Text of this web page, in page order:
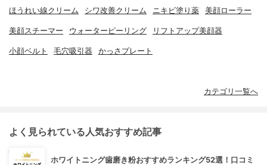
ほうれい線クリーム シワ改善クリーム ニキビ塗り薬 美顔ローラー
美顔スチーマー ウォーターピーリング リフトアップ美顔器
小顔ベルト 毛穴吸引器 かっさプレート
カテゴリ一覧へ
よく見られている人気おすすめ記事
ホワイトニング歯磨き粉おすすめランキング52選！口コミ